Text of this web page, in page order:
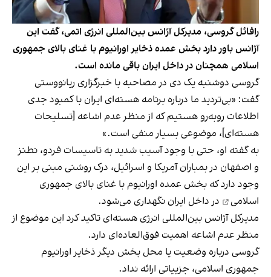
رافائل گروسی، مدیرکل آژانس بین‌المللی انرژی اتمی، گفت این
آژانس باور دارد بخش عمده ذخایر اورانیوم با غنای بالای جمهوری
اسلامی همچنان در داخل ایران باقی مانده است.
گروسی دوشنبه یک دی در مصاحبه با خبرگزاری ریانووستی
گفت: «بی‌تردید ما درباره برنامه هسته‌ای ایران با کمبود جدی
اطلاعات روبه‌رو هستیم که از منظر عدم اشاعه [تسلیحات
هسته‌ای]، موضوعی بسیار منفی است.»
به گفته او، حتی با وجود آسیب شدید به تاسیسات فردو، نطنز
و اصفهان در بمباران آمریکا و اسرائیل، درک روشنی مبنی بر این
وجود دارد که بخش عمده اورانیوم با غنای بالای جمهوری
اسلامی
در داخل ایران نگهداری می‌شود.
مدیرکل آژانس بین‌المللی انرژی هسته‌ای تاکید کرد این موضوع از
منظر عدم اشاعه اهمیت فوق‌العاده‌ای دارد.
گروسی درباره وضعیت یا محل بخش دیگر ذخایر اورانیوم
جمهوری اسلامی، جزییاتی ارائه نداد.